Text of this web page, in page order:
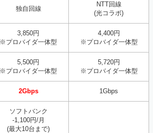
独自回線
NTT回線
(光コラボ)
3,850円
※プロバイダ一体型
4,400円
※プロバイダ一体型
5,500円
※プロバイダ一体型
5,720円
※プロバイダ一体型
2Gbps 1Gbps
ソフトバンク
-1,100円/月
(最大10台まで)